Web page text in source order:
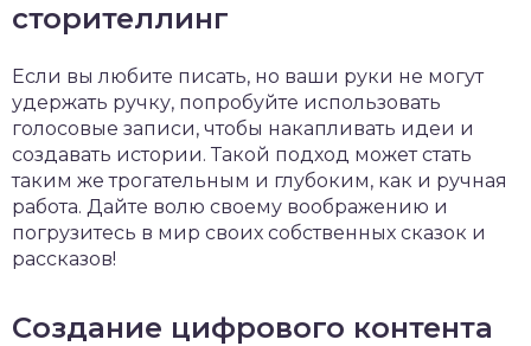
сторителлинг
Если вы любите писать, но ваши руки не могут
удержать ручку, попробуйте использовать
голосовые записи, чтобы накапливать идеи и
создавать истории. Такой подход может стать
таким же трогательным и глубоким, как и ручная
работа. Дайте волю своему воображению и
погрузитесь в мир своих собственных сказок и
рассказов!
Создание цифрового контента